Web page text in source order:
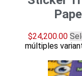
$24,200.00
múltiples